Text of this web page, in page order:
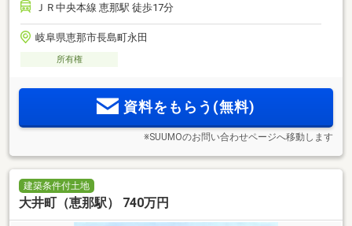
ＪＲ中央本線 恵那駅 徒歩17分
岐阜県恵那市長島町永田
所有権
資料をもらう(無料)
※SUUMOのお問い合わせページへ移動します
建築条件付土地
大井町（恵那駅） 740万円